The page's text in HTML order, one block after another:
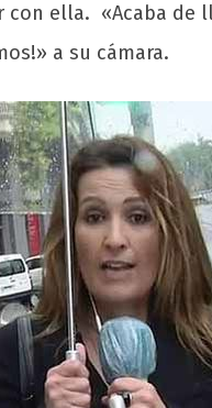
ella. «Acaba de
a su cámara.